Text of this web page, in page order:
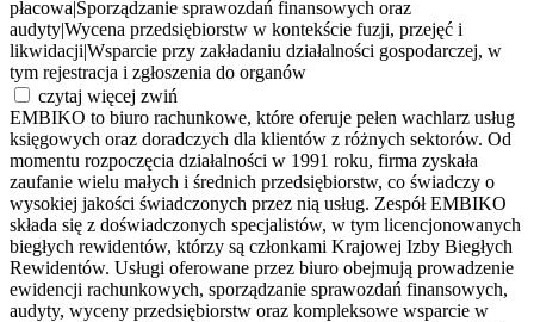
płacowa Sporządzanie sprawozdań finansowych oraz
audytyWycena przedsiębiorstw w kontekście fuzji, przejęć i
likwidacjiWsparcie przy zakładaniu działalności gospodarczej, w
tym rejestracja i zgłoszenia do organów
czytaj więcej zwiń
EMBIKO to biuro rachunkowe, które oferuje pełen wachlarz usług
księgowych oraz doradczych dla klientów z różnych sektorów. Od
momentu rozpoczęcia działalności w 1991 roku, firma zyskała
zaufanie wielu małych i średnich przedsiębiorstw, co świadczy o
wysokiej jakości świadczonych przez nią usług. Zespół EMBIKO
składa się z doświadczonych specjalistów, w tym licencjonowanych
biegłych rewidentów, którzy są członkami Krajowej Izby Biegłych
Rewidentów. Usługi oferowane przez biuro obejmują prowadzenie
ewidencji rachunkowych, sporządzanie sprawozdań finansowych,
audyty, wyceny przedsiębiorstw oraz kompleksowe wsparcie w